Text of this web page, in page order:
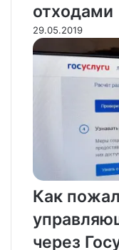
отходами
29.05.2019
Как
через